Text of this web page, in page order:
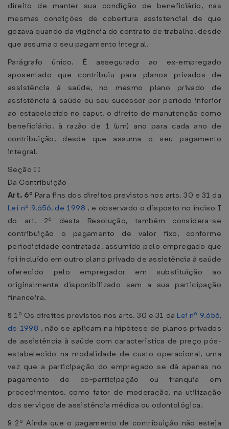
direito de manter sua condição de beneficiário, nas
mesmas condições de cobertura assistencial de que
gozava quando da vigência do contrato de trabalho, desde
que assuma o seu pagamento integral.
Parágrafo único. É assegurado ao ex-empregado
aposentado que contribuiu para planos privados de
assistência à saúde, no mesmo plano privado de
assistência à saúde ou seu sucessor por período inferior
ao estabelecido no caput, o direito de manutenção como
beneficiário, à razão de 1 (um) ano para cada ano de
contribuição, desde que assuma o seu pagamento
integral.
Seção II
Da Contribuição
Art. 6º Para fins dos direitos previstos nos arts. 30 e 31 da
Lei nº 9.656, de 1998 , e observado o disposto no inciso I
do art. 2º desta Resolução, também considera-se
contribuição o pagamento de valor fixo, conforme
periodicidade contratada, assumido pelo empregado que
foi incluído em outro plano privado de assistência à saúde
oferecido pelo empregador em substituição ao
originalmente disponibilizado sem a sua participação
financeira.
§ 1º Os direitos previstos nos arts. 30 e 31 da Lei nº 9.656,
de 1998 , não se aplicam na hipótese de planos privados
de assistência à saúde com característica de preço pós-
estabelecido na modalidade de custo operacional, uma
vez que a participação do empregado se dá apenas no
pagamento de co-participação ou franquia em
procedimentos, como fator de moderação, na utilização
dos serviços de assistência médica ou odontológica.
§ 2º Ainda que o pagamento de contribuição não esteja